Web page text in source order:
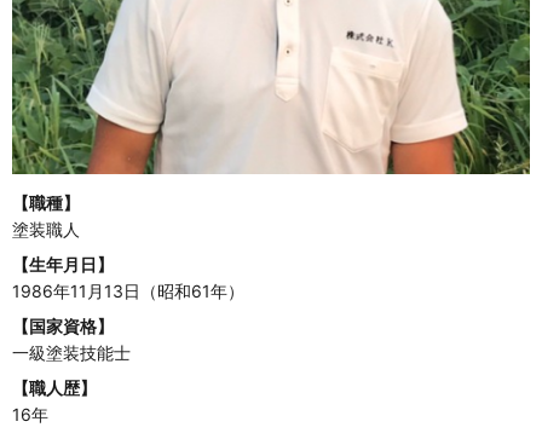
【職種】
塗装職人
【生年月日】
1986年11月13日（昭和61年）
【国家資格】
一級塗装技能士
【職人歴】
16年